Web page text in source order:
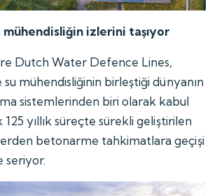
mühendisliğin izlerini taşıyor
Dutch Water Defence Lines,
mühendisliğinin birleştiği dünyanın
sistemlerinden biri olarak kabul
125 yıllık süreçte sürekli geliştirilen
betonarme tahkimatlara geçişi
seriyor.